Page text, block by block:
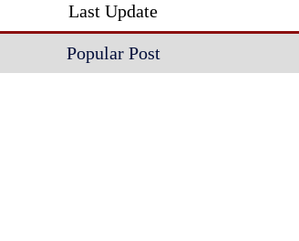
Last Update
Popular Post